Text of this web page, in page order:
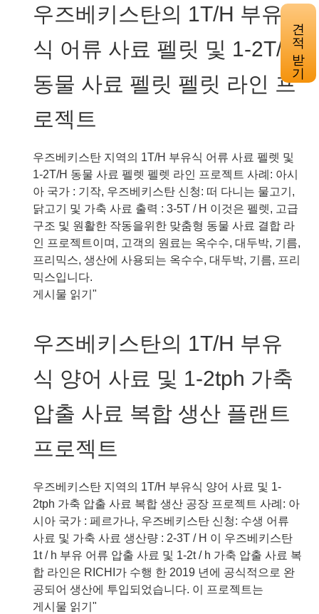
료
생
산
인
프
로
젝
키
탄
1T/H
유
양
어
사
료
및
1-
2T/H
닭
사
렛
화
플
트
프
로
젝
우즈베키스탄의 1T/H 부유
식 어류 사료 펠릿 및 1-2T/H
동물 사료 펠릿 펠릿 라인 프
로젝트
우즈베키스탄 지역의 1T/H 부유식 어류 사료 펠렛 및
1-2T/H 동물 사료 펠렛 펠렛 라인 프로젝트 사례: 아시
아 국가 : 기작, 우즈베키스탄 신청: 떠 다니는 물고기,
닭고기 및 가축 사료 출력 : 3-5T / H 이것은 펠렛, 고급
구조 및 원활한 작동을위한 맞춤형 동물 사료 결합 라
인 프로젝트이며, 고객의 원료는 옥수수, 대두박, 기름,
프리믹스, 생산에 사용되는 옥수수, 대두박, 기름, 프리
믹스입니다.
우
키
탄
1T/H
유
어
류
사
료
펠
릿
및
1-
게시물 읽기"
우즈베키스탄의 1T/H 부유
식 양어 사료 및 1-2tph 가축
압출 사료 복합 생산 플랜트
프로젝트
우즈베키스탄 지역의 1T/H 부유식 양어 사료 및 1-
2tph 가축 압출 사료 복합 생산 공장 프로젝트 사례: 아
시아 국가 : 페르가나, 우즈베키스탄 신청: 수생 어류
사료 및 가축 사료 생산량 : 2-3T / H 이 우즈베키스탄
1t / h 부유 어류 압출 사료 및 1-2t / h 가축 압출 사료 복
합 라인은 RICHI가 수행 한 2019 년에 공식적으로 완
공되어 생산에 투입되었습니다. 이 프로젝트는
우
게시물 읽기"
견적 받기